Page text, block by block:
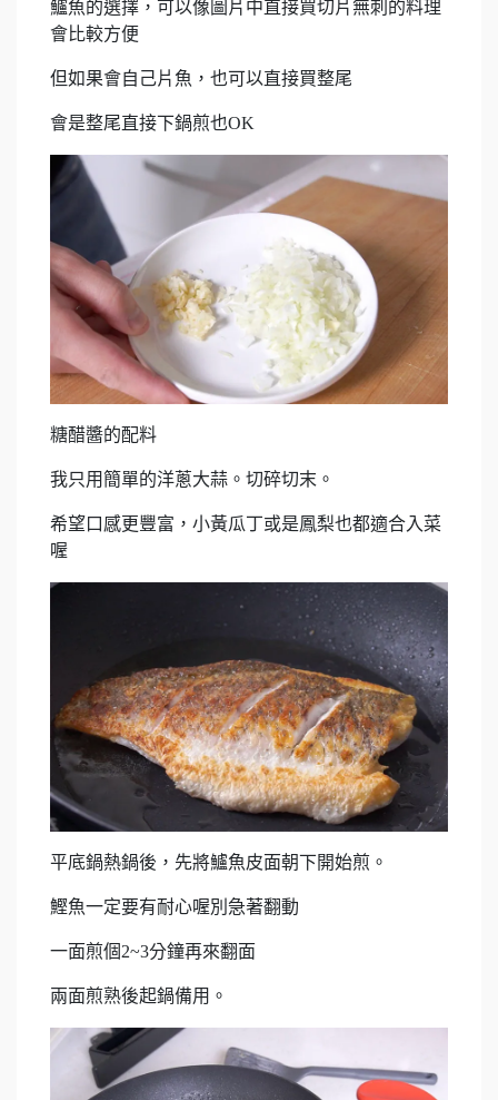
鱸魚的選擇，可以像圖片中直接買切片無刺的料理
會比較方便
但如果會自己片魚，也可以直接買整尾
會是整尾直接下鍋煎也OK
糖醋醬的配料
我只用簡單的洋蔥大蒜。切碎切末。
希望口感更豐富，小黃瓜丁或是鳳梨也都適合入菜
喔
平底鍋熱鍋後，先將鱸魚皮面朝下開始煎。
鰹魚一定要有耐心喔別急著翻動
一面煎個2~3分鐘再來翻面
兩面煎熟後起鍋備用。